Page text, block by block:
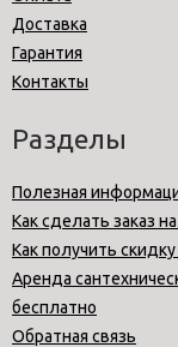
Доставка
Гарантия
Контакты
Разделы
Полезная
Как сделать заказ
Как получить
Аренда
бесплатно
Обратная связь